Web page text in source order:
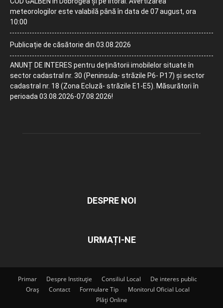
meteorologilor este valabilă până în data de 07 august, ora
10:00
Publicație de căsătorie din 03.08.2026
ANUNȚ DE INTERES pentru deținătorii imobilelor situate în
sector cadastral nr. 30 (Peninsula- străzile P6- P17) și sector
cadastral nr. 18 (Zona Ecluză- străzile E1-E5). Măsurători în
perioada 03.08.2026-07.08.2026!
DESPRE NOI
URMAȚI-NE
Primar Despre Instituție Consiliul Local
De interes public
Oraș
Contact Formulare Tip
Monitorul Oficial Local
Plăți Online